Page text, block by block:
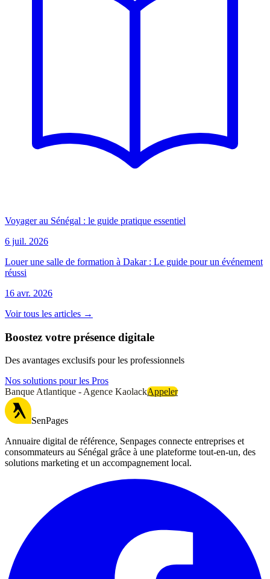
Voyager au Sénégal : le guide pratique essentiel
6 juil. 2026
Louer une salle de formation à Dakar : Le guide pour un événement
réussi
16 avr. 2026
Voir tous les articles →
Boostez votre présence digitale
Des avantages exclusifs pour les professionnels
Nos solutions pour les Pros
Banque Atlantique - Agence KaolackAppeler
SenPages
Annuaire digital de référence, Senpages connecte entreprises et
consommateurs au Sénégal grâce à une plateforme tout-en-un, des
solutions marketing et un accompagnement local.